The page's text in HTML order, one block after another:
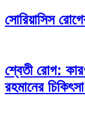
সোরিয়াসিস
শ্বেতী রোগ:
রহমানের